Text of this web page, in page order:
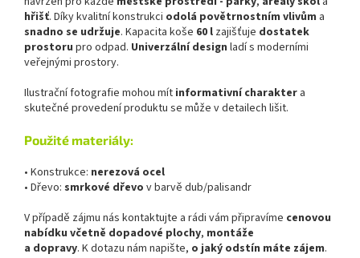
hřišť. Díky kvalitní konstrukci odolá povětrnostním vlivům a
snadno se udržuje. Kapacita koše 60 l zajišťuje dostatek
prostoru pro odpad. Univerzální design ladí s moderními
veřejnými prostory.
Ilustrační fotografie mohou mít informativní charakter a
skutečné provedení produktu se může v detailech lišit.
Použité materiály:
• Konstrukce: nerezová ocel
• Dřevo: smrkové dřevo v barvě dub/palisandr
V případě zájmu nás kontaktujte a rádi vám připravíme cenovou
nabídku včetně dopadové plochy, montáže
a dopravy. K dotazu nám napište, o jaký odstín máte zájem.